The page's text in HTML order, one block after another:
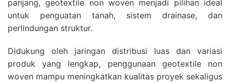
panjang, geotextile non woven menjadi pilihan ideal
untuk penguatan tanah, sistem drainase, dan
perlindungan struktur.
Didukung oleh jaringan distribusi luas dan variasi
produk yang lengkap, penggunaan geotextile non
woven mampu meningkatkan kualitas proyek sekaligus